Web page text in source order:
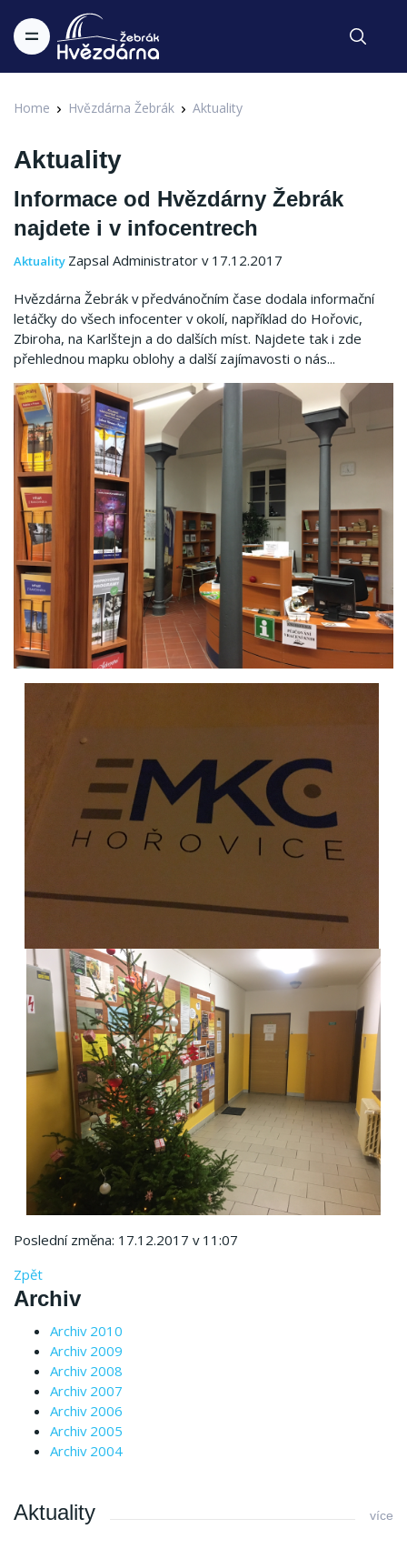
Home Hvězdárna Žebrák Aktuality
Aktuality
Informace od Hvězdárny Žebrák
najdete i v infocentrech
Aktuality Zapsal Administrator v 17.12.2017
Hvězdárna Žebrák v předvánočním čase dodala informační
letáčky do všech infocenter v okolí, například do Hořovic,
Zbiroha, na Karlštejn a do dalších míst. Najdete tak i zde
přehlednou mapku oblohy a další zajímavosti o nás...
Poslední změna: 17.12.2017 v 11:07
Zpět
Archiv
Archiv 2010
Archiv 2009
Archiv 2008
Archiv 2007
Archiv 2006
Archiv 2005
Archiv 2004
Aktuality více